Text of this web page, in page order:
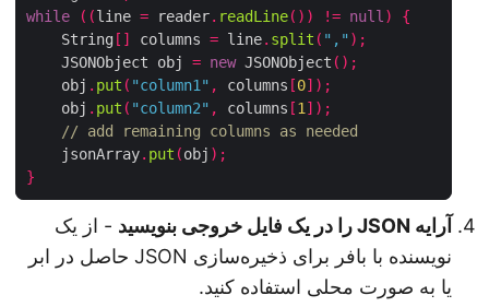
while
((line reader .readLine ()) != null )
    String
[] columns = line.split ( "," );
    JSONObject obj
= new JSONObject ();
    obj
.put ("column1" , columns[0 ]);
    obj
.put ("column2" , columns[ 1 ]);
// add remaining columns as needed
    jsonArray
.put(obj );
آرایه JSON را در یک فایل خروجی بنویسید
- از یک
نویسنده با بافر برای ذخیره‌سازی JSON حاصل در ابر
یا به صورت محلی استفاده کنید.